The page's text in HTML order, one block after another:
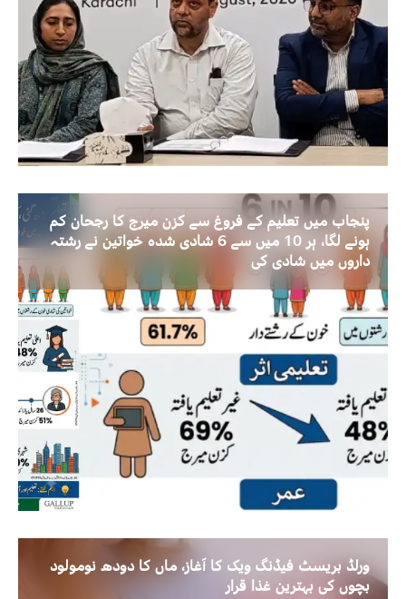
پنجاب میں تعلیم کے فروغ سے کزن میرج کا رجحان کم
ہونے لگا، ہر 10 میں سے 6 شادی شدہ خواتین نے رشتہ
داروں میں شادی کی
ورلڈ بریسٹ فیڈنگ ویک کا آغاز، ماں کا دودھ نومولود
بچوں کی بہترین غذا قرار